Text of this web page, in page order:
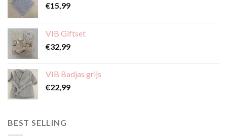
€15,99
VIB Giftset
€32,99
VIB Badjas grijs
€22,99
BEST SELLING